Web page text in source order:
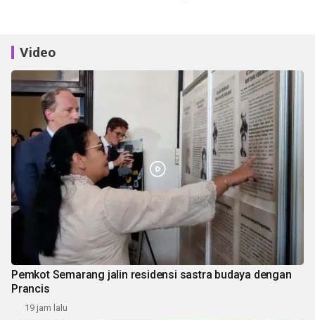
Video
Pemkot Semarang jalin residensi sastra budaya dengan
Prancis
19 jam lalu